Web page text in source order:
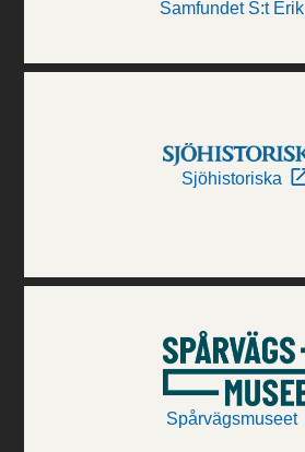
Samfundet S:t Erik
Sjöhistoriska
Spårvägsmuseet